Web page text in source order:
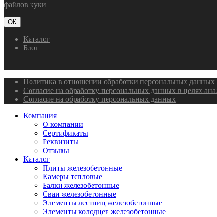
файлов куки
OK
Каталог
Блог
Политика в отношении обработки персональных данных
Согласие на обработку персональных данных в целях
Согласие на обработку персональных данных
Компания
О компании
Сертификаты
Реквизиты
Отзывы
Каталог
Плиты железобетонные
Камеры тепловые
Балки железобетонные
Сваи железобетонные
Элементы лестниц железобетонные
Элементы колодцев железобетонные